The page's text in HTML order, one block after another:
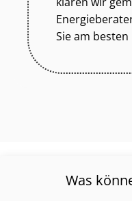
Sie am
Was